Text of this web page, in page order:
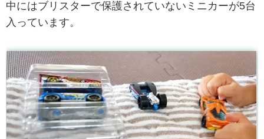
中にはブリスターで保護されていないミニカーが5台
入っています。